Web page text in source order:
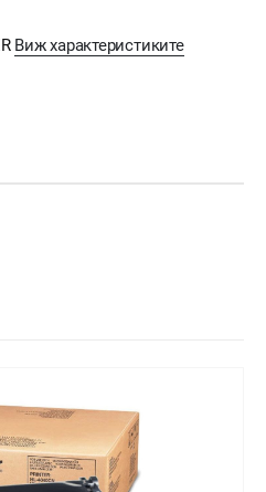
Виж характеристиките